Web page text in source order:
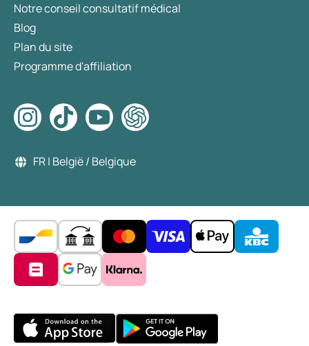
Notre conseil consultatif médical
Blog
Plan du site
Programme d'affiliation
FR | België / Belgique